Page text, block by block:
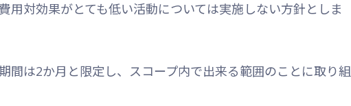
用対効果がとても低い活動については実施しない方針としま
間は2か月と限定し、スコープ内で出来る範囲のことに取り組